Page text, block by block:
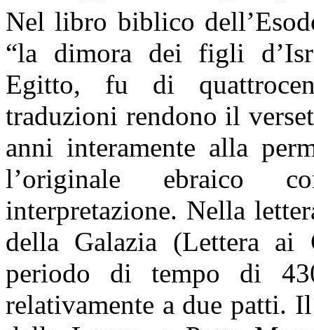
Nel libro biblico
“la dimora dei figli
Egitto, fu di
traduzioni rendono il
anni interamente alla
l’originale ebraico
interpretazione. Nella
della Galazia (Lettera
periodo di tempo di
relativamente a due patti.